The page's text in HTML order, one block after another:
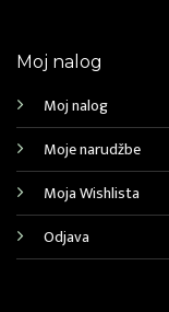
Moj nalog
Moj nalog
Moje narudžbe
Moja Wishlista
Odjava